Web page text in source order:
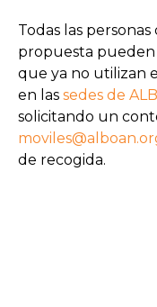
Todas las
propuesta pueden
que ya no utilizan
en las sedes de
solicitando un
de recogida.